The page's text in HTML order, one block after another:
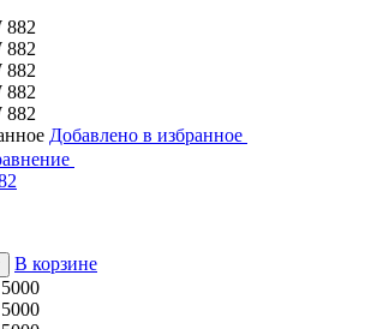
Добавлено в избранное
В корзине